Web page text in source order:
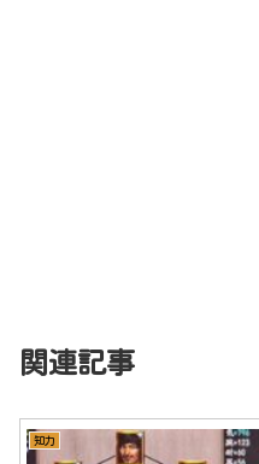
関連記事
知力